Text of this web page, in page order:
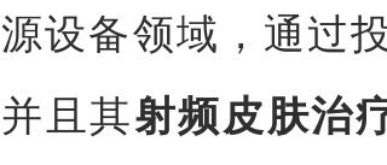
源设备领域，通过
并且其射频皮肤治